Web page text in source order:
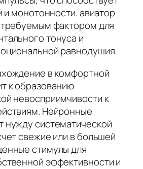
и монотонности. авиатор
фактором для
тонуса и
равнодушия.
в комфортной
к образованию
невосприимчивости к
Нейронные
систематической
свежие или в большей
стимулы для
эффективности и